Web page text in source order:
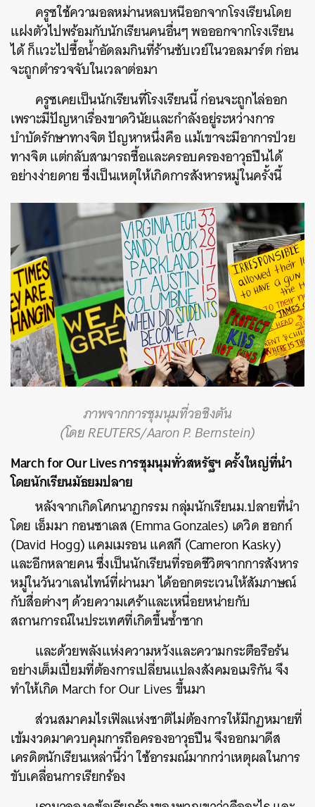
ครูซใช้ความอลหม่านหลบหนีออกจากโรงเรียนโดย
แฝงตัวไปพร้อมกับนักเรียนคนอื่นๆ พอออกจากโรงเรียน
ได้ ก็แวะไปซื้อน้ำอัดลมกินที่ร้านซับเวย์ในวอลมาร์ต ก่อน
จะถูกตำรวจจับในเวลาต่อมา
ครูซเคยเป็นนักเรียนที่โรงเรียนนี้ ก่อนจะถูกไล่ออก
เพราะมีปัญหาเรื่องขาดวินัยและกำลังอยู่ระหว่างการ
บำบัดรักษาทางจิต ปัญหาหนึ่งคือ แม้เขาจะมีอาการป่วย
ทางจิต แต่กลับสามารถซื้อและครอบครองอาวุธปืนได้
อย่างง่ายดาย ซึ่งเป็นเหตุให้เกิดการสังหารหมู่ในครั้งนี้
ภาพจากการชุมนุมที่วอชิงตัน
(โดย REUTERS/Aaron P. Bernstein)
March for Our Lives การชุมนุมทั่วสหรัฐฯ ครั้งใหญ่ที่นำ
โดยนักเรียนมัธยมปลาย
หลังจากเกิดโศกนาฏกรรม กลุ่มนักเรียนม.ปลายที่นำ
โดย เอ็มมา กอนซาเลส (Emma Gonzales) เดวิด ฮอกก์
(David Hogg) แคมเมรอน แคสกี (Cameron Kasky)
และอีกหลายคน ซึ่งเป็นนักเรียนที่รอดชีวิตจากการสังหาร
หมู่ในวันวาเลนไทน์ที่ผ่านมา ได้ออกตระเวนให้สัมภาษณ์
กับสื่อต่างๆ ด้วยความเศร้าและเหนื่อยหน่ายกับ
สถานการณ์ในประเทศที่เกิดขึ้นซ้ำซาก
และด้วยพลังแห่งความหวังและความกระตือรือร้น
อย่างเต็มเปี่ยมที่ต้องการเปลี่ยนแปลงสังคมอเมริกัน จึง
ทำให้เกิด March for Our Lives ขึ้นมา
ส่วนสมาคมไรเฟิลแห่งชาติไม่ต้องการให้มีกฏหมายที่
เข้มงวดมาควบคุมการถือครองอาวุธปืน จึงออกมาดีส
เครดิตนักเรียนเหล่านี้ว่า ใช้อารมณ์มากกว่าเหตุผลในการ
ขับเคลื่อนการเรียกร้อง